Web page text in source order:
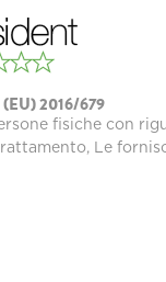
2016/679
fisiche con
Le